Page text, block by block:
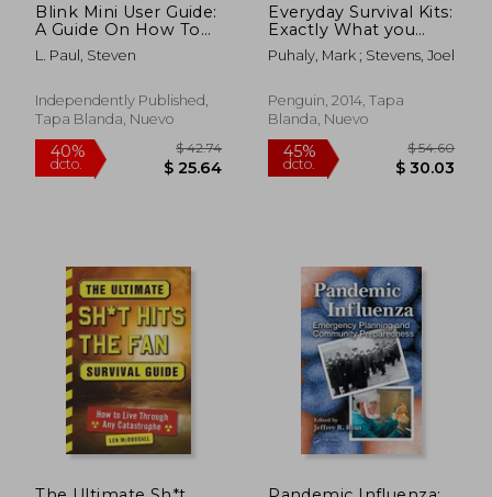
45%
dcto. $ 25.07
40%
dcto.
Blink Mini User Guide:
A Guide On How To
Setup Blink Mini
Home Security
Live View, Placement
And Mounting (en
L. Paul, Steven
Independently Published,
Tapa Blanda, Nuevo
Everyday Survival Kits:
Exactly What you
Need for Constant
Preparedness (en
Puhaly, Mark ; Stevens, Joel
Penguin, 2014, Tapa
Blanda, Nuevo